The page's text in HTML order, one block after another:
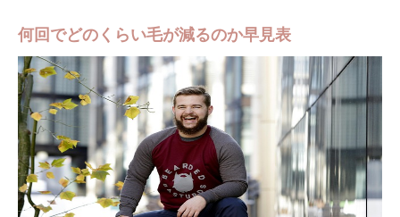
何回でどのくらい毛が減るのか早見表